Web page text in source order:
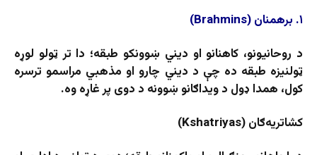
١. برهمنان (Brahmins)
د روحانیونو، کاهنانو او دیني ښوونکو طبقه؛ دا تر ټولو لوړه
ټولنیزه طبقه ده چې د دیني چارو او مذهبي مراسمو ترسره
کول، همدا ډول د ویداګانو ښوونه د دوی پر غاړه وه.
کشاتریه‌ګان (Kshatriyas)